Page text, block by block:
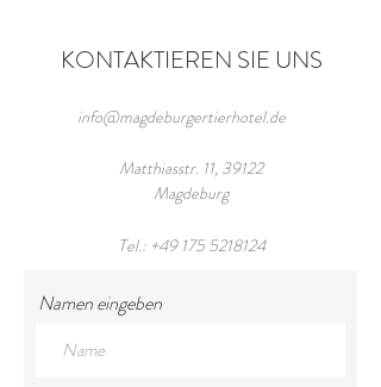
KONTAKTIEREN SIE UNS
info@magdeburgertierhotel.de
Matthiasstr. 11, 39122
Magdeburg
Tel.: +49 175 5218124
Namen eingeben